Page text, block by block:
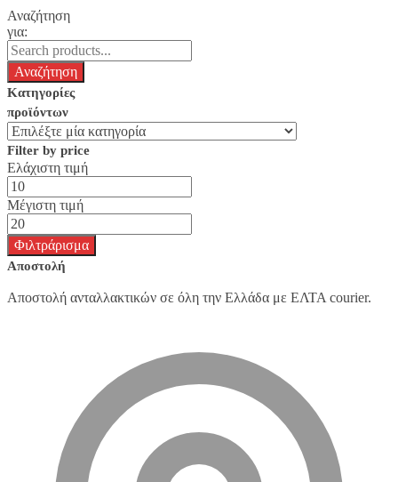
Αναζήτηση
για:
Κατηγορίες
προϊόντων
Filter by price
Ελάχιστη τιμή
Μέγιστη τιμή
Φιλτράρισμα
Αποστολή
Αποστολή ανταλλακτικών σε όλη την Ελλάδα με ΕΛΤΑ courier.